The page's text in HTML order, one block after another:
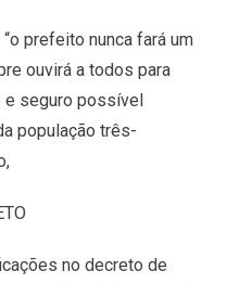
prefeito nunca fará um
ouvirá a todos para
seguro possível
população três-
no decreto de